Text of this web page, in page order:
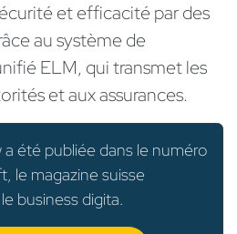
et efficacité par des
au système de
ELM, qui transmet les
et aux assurances.
été publiée dans le numéro
le magazine suisse
business digita.